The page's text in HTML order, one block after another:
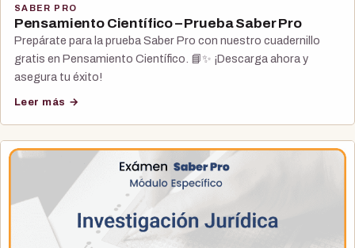
SABER PRO
Pensamiento Científico – Prueba Saber Pro
Prepárate para la prueba Saber Pro con nuestro cuadernillo
gratis en Pensamiento Científico. 📘✨ ¡Descarga ahora y
asegura tu éxito!
Leer más →